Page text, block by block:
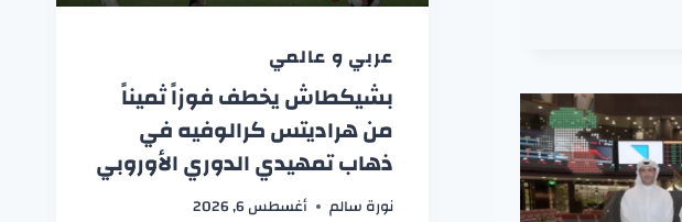
عربي و عالمي
بشيكطاش يخطف فوزاً ثميناً
من هراديتس كرالوفيه في
ذهاب تمهيدي الدوري الأوروبي
نورة سالم أغسطس 6, 2026